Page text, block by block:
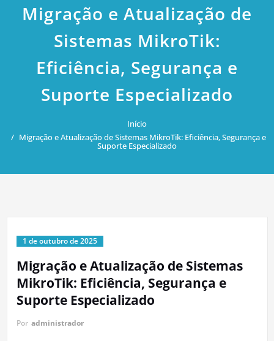
Migração e Atualização de
Sistemas MikroTik:
Eficiência, Segurança e
Suporte Especializado
Início
Migração e Atualização de Sistemas MikroTik: Eficiência, Segurança e
Suporte Especializado
1 de outubro de 2025
Migração e Atualização de Sistemas
MikroTik: Eficiência, Segurança e
Suporte Especializado
Por administrador